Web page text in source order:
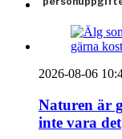
2026-08-06
Naturen är
inte vara det